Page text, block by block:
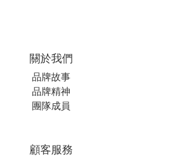
關於我們
品牌故事
品牌精神
團隊成員
顧客服務